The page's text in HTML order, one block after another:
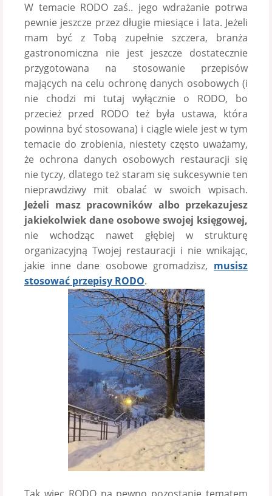
W temacie RODO zaś.. jego wdrażanie potrwa
pewnie jeszcze przez długie miesiące i lata. Jeżeli
mam być z Tobą zupełnie szczera, branża
gastronomiczna nie jest jeszcze dostatecznie
przygotowana na stosowanie przepisów
mających na celu ochronę danych osobowych (i
nie chodzi mi tutaj wyłącznie o RODO, bo
przecież przed RODO też była ustawa, która
powinna być stosowana) i ciągle wiele jest w tym
temacie do zrobienia, niestety często uważamy,
że ochrona danych osobowych restauracji się
nie tyczy, dlatego też staram się sukcesywnie ten
nieprawdziwy mit obalać w swoich wpisach.
Jeżeli masz pracowników albo przekazujesz
jakiekolwiek dane osobowe swojej księgowej,
nie wchodząc nawet głębiej w strukturę
organizacyjną Twojej restauracji i nie wnikając,
jakie inne dane osobowe gromadzisz, musisz
stosować przepisy RODO.